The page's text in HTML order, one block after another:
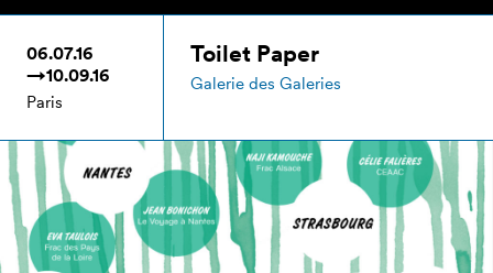
06.07.16
→10.09.16
Paris
Toilet Paper
Galerie des Galeries